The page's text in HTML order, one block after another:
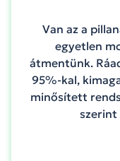
Van az a
egyetlen
átmentünk.
95%-kal,
minősített
szerint